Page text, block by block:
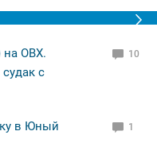
на ОВХ.
с
10
в Юный
1